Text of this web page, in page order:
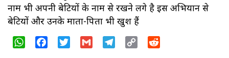
नाम भी अपनी बेटियों के नाम से रखने लगे है इस अभियान से
बेटियों और उनके माता-पिता भी खुश हैं
WhatsAppFacebookTwitter Gmail Telegram
Copy